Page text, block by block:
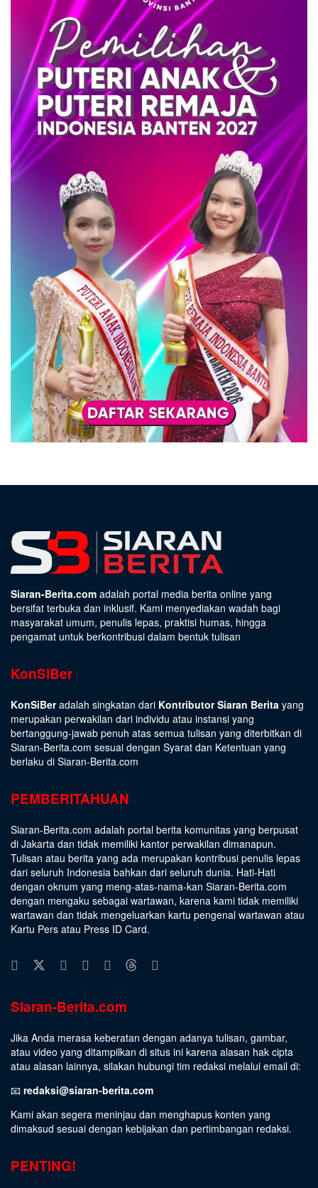
Siaran-Berita.com adalah portal media berita online yang
bersifat terbuka dan inklusif. Kami menyediakan wadah bagi
masyarakat umum, penulis lepas, praktisi humas, hingga
pengamat untuk berkontribusi dalam bentuk tulisan
KonSiBer
KonSiBeradalah singkatan dari Kontributor Siaran Berita yang
merupakan perwakilan dari individu atau instansi yang
bertanggung-jawab penuh atas semua tulisan yang diterbitkan di
Siaran-Berita.com sesuai dengan Syarat dan Ketentuan yang
berlaku di Siaran-Berita.com
PEMBERITAHUAN
Siaran-Berita.com adalah portal berita komunitas yang berpusat
di Jakarta dan tidak memiliki kantor perwakilan dimanapun.
Tulisan atau berita yang ada merupakan kontribusi penulis lepas
dari seluruh Indonesia bahkan dari seluruh dunia. Hati-Hati
dengan oknum yang meng-atas-nama-kan Siaran-Berita.com
dengan mengaku sebagai wartawan, karena kami tidak memiliki
wartawan dan tidak mengeluarkan kartu pengenal wartawan atau
Kartu Pers atau Press ID Card.
Siaran-Berita.com
Jika Anda merasa keberatan dengan adanya tulisan, gambar,
atau video yang ditampilkan di situs ini karena alasan hak cipta
atau alasan lainnya, silakan hubungi tim redaksi melalui email di:
📧 redaksi@siaran-berita.com
Kami akan segera meninjau dan menghapus konten yang
dimaksud sesuai dengan kebijakan dan pertimbangan redaksi.
PENTING!